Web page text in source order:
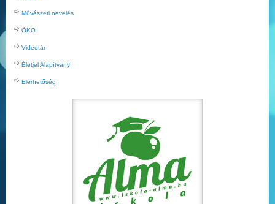
Művészeti nevelés
ÖKO
Videótár
Életjel Alapítvány
Elérhetőség